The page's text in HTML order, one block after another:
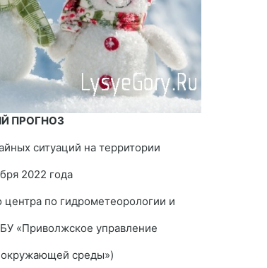
ПРОГНОЗ
ситуаций на территории
2022 года
по гидрометеорологии и
«Приволжское управление
окружающей среды»)